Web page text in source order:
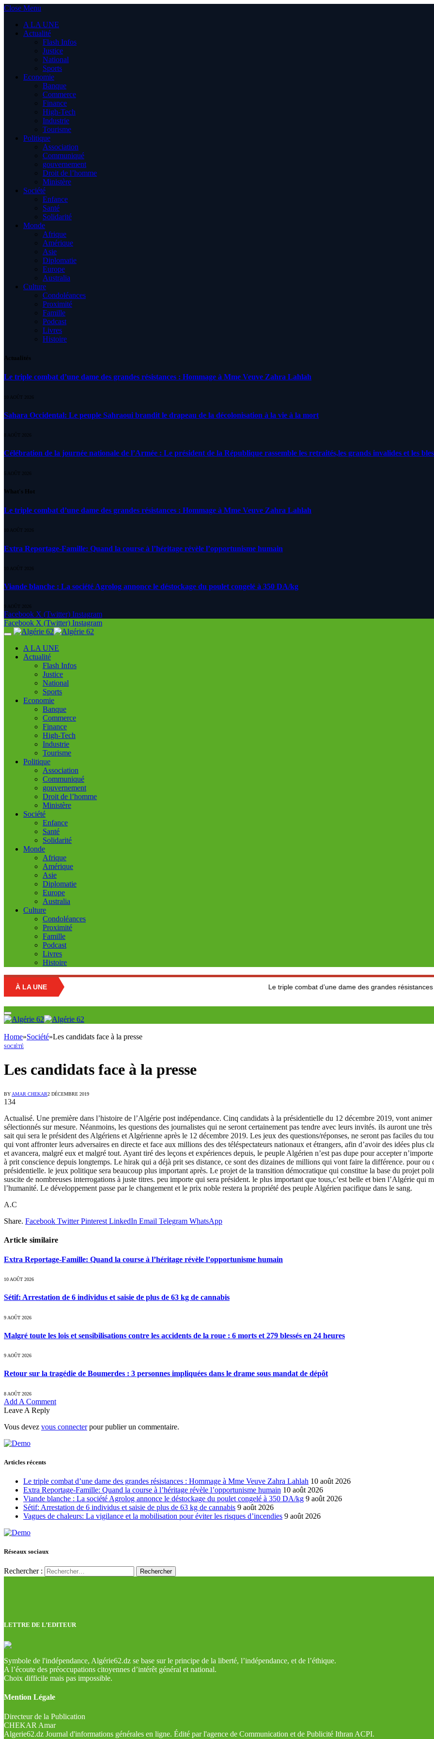
Close Menu
A LA UNE
Actualité
Flash Infos
Justice
National
Sports
Economie
Banque
Commerce
Finance
High-Tech
Industrie
Tourisme
Politique
Association
Communiqué
gouvernement
Droit de l’homme
Ministère
Société
Enfance
Santé
Solidarité
Monde
Afrique
Amérique
Asie
Diplomatie
Europe
Australia
Culture
Condoléances
Proximité
Famille
Podcast
Livres
Histoire
Actualités
Le triple combat d’une dame des grandes résistances : Hommage à Mme Veuve Zahra Lahlah
10 AOÛT 2026
Sahara Occidental: Le peuple Sahraoui brandit le drapeau de la décolonisation à la vie à la mort
8 AOÛT 2026
Célébration de la journée nationale de l’Armée : Le président de la République rassemble les retraités,les grands invalides et les
5 AOÛT 2026
What's Hot
Le triple combat d’une dame des grandes résistances : Hommage à Mme Veuve Zahra Lahlah
10 AOÛT 2026
Extra Reportage-Famille: Quand la course à l’héritage révèle l’opportunisme humain
10 AOÛT 2026
Viande blanche : La société Agrolog annonce le déstockage du poulet congelé à 350 DA/kg
9 AOÛT 2026
Facebook X (Twitter) Instagram
Facebook X (Twitter) Instagram
A LA UNE
Actualité
Flash Infos
Justice
National
Sports
Economie
Banque
Commerce
Finance
High-Tech
Industrie
Tourisme
Politique
Association
Communiqué
gouvernement
Droit de l’homme
Ministère
Société
Enfance
Santé
Solidarité
Monde
Afrique
Amérique
Asie
Diplomatie
Europe
Australia
Culture
Condoléances
Proximité
Famille
Podcast
Livres
Histoire
À LA UNE Le triple combat d’une dame des grandes résistances :
Home»Société»Les candidats face à la presse
SOCIÉTÉ
Les candidats face à la presse
BYAMAR CHEKAR2 DÉCEMBRE 2019
134
Actualisé. Une première dans l’histoire de l’Algérie post indépendance. Cinq candidats à la présidentielle du 12 décembre 2019, vont
sélectionnés sur mesure. Néanmoins, les questions des journalistes qui ne seront certainement pas tendre avec leurs invités. ils auront une
sait qui sera le président des Algériens et Algérienne après le 12 décembre 2019. Les jeux des questions/réponses, ne seront pas faciles du
qui vont affronter leurs adversaires en directe et face aux millions des des téléspectateurs nationaux et étrangers, afin d’avoir des idées plus
et avancera, malgré eux et malgré tout. Ayant tiré des leçons et expériences depuis, le peuple Algérien n’est pas dupe pour accepter
à prit conscience depuis longtemps. Le hirak qui a déjà prit ses distance, ce sont des dizaines de millions qui vont faire la différence. pour
présidentielle. le jeux politique sera beaucoup plus important après. Le projet de la transition démocratique qui constitue la base du projet
suscite de nombreuses interrogations à juste titres. peu importe qui sera président. le plus important que tous,c’est belle et bien l’Algérie qui
l’humanité. Le développement passe par le changement et le prix noble restera la propriété des peuple Algérien pacifique dans le sang.
A.C
Share. Facebook Twitter Pinterest LinkedIn Email Telegram WhatsApp
Article similaire
Extra Reportage-Famille: Quand la course à l’héritage révèle l’opportunisme humain
10 AOÛT 2026
Sétif: Arrestation de 6 individus et saisie de plus de 63 kg de cannabis
9 AOÛT 2026
Malgré toute les lois et sensibilisations contre les accidents de la roue : 6 morts et 279 blessés en 24 heures
9 AOÛT 2026
Retour sur la tragédie de Boumerdes : 3 personnes impliquées dans le drame sous mandat de dépôt
8 AOÛT 2026
Add A Comment
Leave A Reply
Vous devez vous connecterpour publier un commentaire.
Articles récents
Le triple combat d’une dame des grandes résistances : Hommage à Mme Veuve Zahra Lahlah 10 août 2026
Extra Reportage-Famille: Quand la course à l’héritage révèle l’opportunisme humain 10 août 2026
Viande blanche : La société Agrolog annonce le déstockage du poulet congelé à 350 DA/kg 9 août 2026
Sétif: Arrestation de 6 individus et saisie de plus de 63 kg de cannabis 9 août 2026
Vagues de chaleurs: La vigilance et la mobilisation pour éviter les risques d’incendies 9 août 2026
Réseaux sociaux
Rechercher :
LETTRE DE L’EDITEUR
Symbole de l'indépendance, Algérie62.dz se base sur le principe de la liberté, l’indépendance, et de l’éthique.
A l’écoute des préoccupations citoyennes d’intérêt général et national.
Choix difficile mais pas impossible.
Mention Légale
Directeur de la Publication
CHEKAR Amar
Algerie62.dz Journal d'informations générales en ligne. Édité par l'agence de Communication et de Publicité Ithran ACPI.